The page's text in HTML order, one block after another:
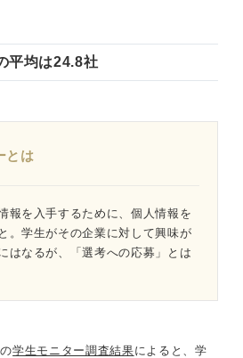
平均は24.8社
とは
報を入手するために、個人情報を
。学生がその企業に対して興味が
はなるが、「選考への応募」とは
学生モニター調査結果によると、学